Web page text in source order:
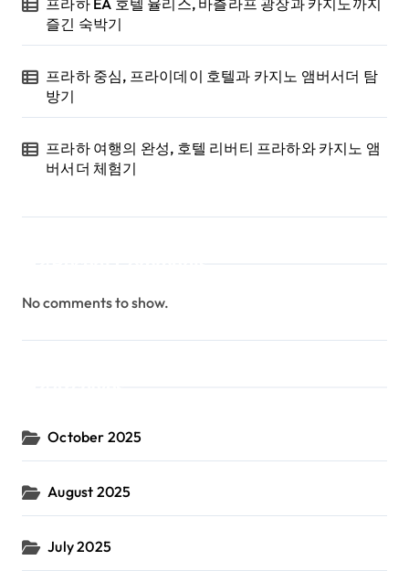
프라하 EA 호텔 율리스, 바츨라프 광장과 카지노까지
즐긴 숙박기
프라하 중심, 프라이데이 호텔과 카지노 앰버서더 탐
방기
프라하 여행의 완성, 호텔 리버티 프라하와 카지노 앰
버서더 체험기
No comments to show.
October 2025
August 2025
July 2025